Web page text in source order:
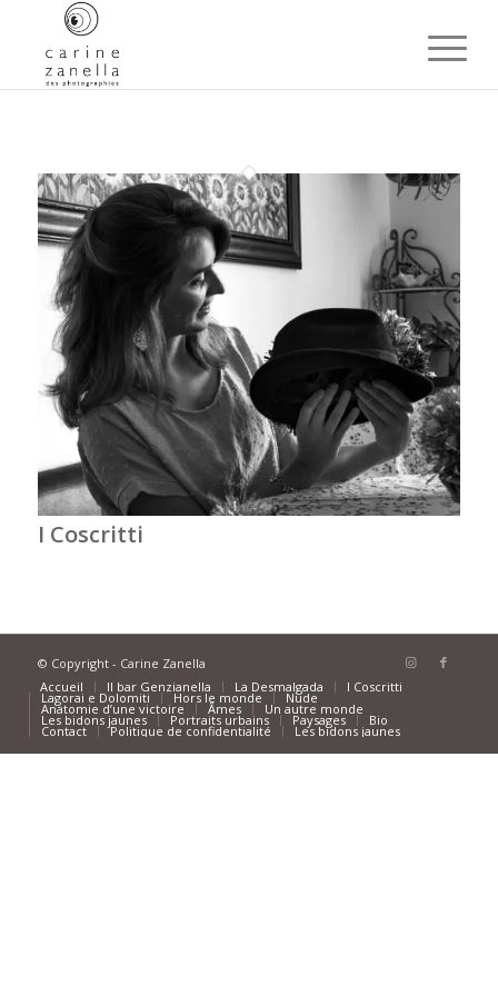
I Coscritti
© Copyright - Carine Zanella
Accueil
Il bar Genzianella La Desmalgada I Coscritti
Lagorai e Dolomiti Hors le monde Nude
Anatomie d’une victoire Âmes Un autre monde
Les bidons jaunes Portraits urbains Paysages Bio
Contact Politique de confidentialité Les bidons jaunes